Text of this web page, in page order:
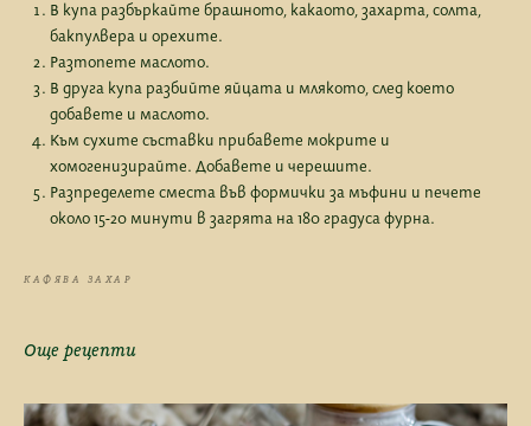
В купа разбъркайте брашното, какаото, захарта, солта,
бакпулвера и орехите.
Разтопете маслото.
В друга купа разбийте яйцата и млякото, след което
добавете и маслото.
Към сухите съставки прибавете мокрите и
хомогенизирайте. Добавете и черешите.
Разпределете сместа във формички за мъфини и печете
около 15-20 минути в загрята на 180 градуса фурна.
КАФЯВА ЗАХАР
Още рецепти